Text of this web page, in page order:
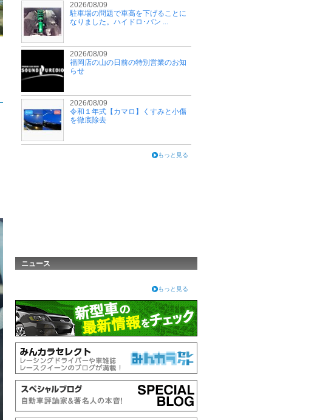
2026/08/09
駐車場の問題で車高を下げることに
なりました。ハイドロ･バン ...
2026/08/09
福岡店の山の日前の特別営業のお知
らせ
2026/08/09
令和１年式【カマロ】くすみと小傷
を徹底除去
もっと見る
ニュース
もっと見る